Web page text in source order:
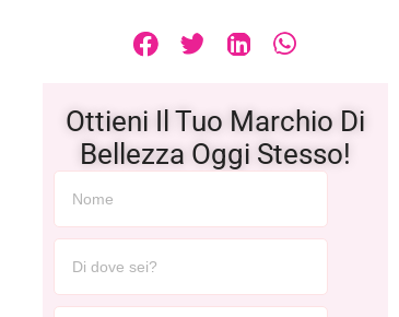
Ottieni Il Tuo Marchio Di
Bellezza Oggi Stesso!